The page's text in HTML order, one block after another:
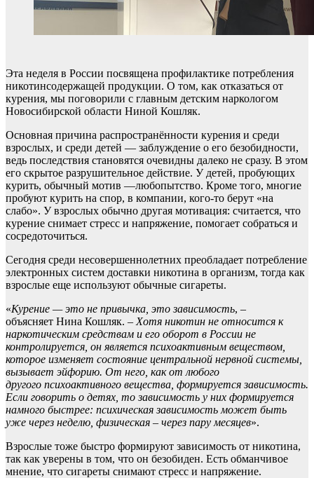
Эта неделя в России посвящена профилактике потребления
никотинсодержащей продукции. О том, как отказаться от
курения, мы поговорили с главным детским наркологом
Новосибирской области Ниной Кошляк.
Основная причина распространённости курения и среди
взрослых, и среди детей — заблуждение о его безобидности,
ведь последствия становятся очевидны далеко не сразу. В этом
его скрытое разрушительное действие. У детей, пробующих
курить, обычный мотив —любопытство. Кроме того, многие
пробуют курить на спор, в компании, кого-то берут «на
слабо». У взрослых обычно другая мотивация: считается, что
курение снимает стресс и напряжение, помогает собраться и
сосредоточиться.
Сегодня среди несовершеннолетних преобладает потребление
электронных систем доставки никотина в организм, тогда как
взрослые еще используют обычные сигареты.
«Курение — это не привычка, это зависимость, –
объясняет Нина Кошляк. – Хотя никотин не относится к
наркотическим средствам и его оборот в России не
контролируется, он является психоактивным веществом,
которое изменяет состояние центральной нервной системы,
вызывает эйфорию. От него, как от любого
другого психоактивного вещества, формируется зависимость.
Если говорить о детях, то зависимость у них формируется
намного быстрее: психическая зависимость может быть
уже через неделю, физическая – через пару месяцев».
Взрослые тоже быстро формируют зависимость от никотина,
так как уверены в том, что он безобиден. Есть обманчивое
мнение, что сигареты снимают стресс и напряжение.